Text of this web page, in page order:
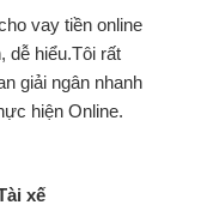
Mình cần tiền gấp nên
chiếc xe wave nhưng
gói vay tiền bằng CMND
cần gặp mặt nên rất tiện
Cấn Văn Lực - Tạp hóa